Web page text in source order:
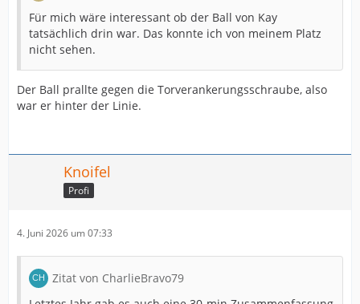
Für mich wäre interessant ob der Ball von Kay
tatsächlich drin war. Das konnte ich von meinem Platz
nicht sehen.
Der Ball prallte gegen die Torverankerungsschraube, also
war er hinter der Linie.
Knoifel
Profi
4. Juni 2026 um 07:33
Zitat von CharlieBravo79